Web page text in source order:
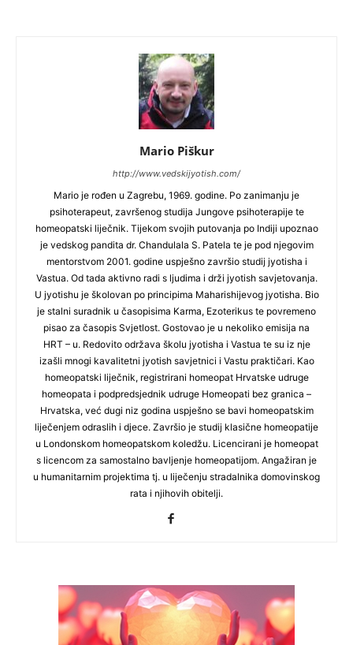
Mario Piškur
http://www.vedskijyotish.com/
Mario je rođen u Zagrebu, 1969. godine. Po zanimanju je
psihoterapeut, završenog studija Jungove psihoterapije te
homeopatski liječnik. Tijekom svojih putovanja po Indiji upoznao
je vedskog pandita dr. Chandulala S. Patela te je pod njegovim
mentorstvom 2001. godine uspješno završio studij jyotisha i
Vastua. Od tada aktivno radi s ljudima i drži jyotish savjetovanja.
U jyotishu je školovan po principima Maharishijevog jyotisha. Bio
je stalni suradnik u časopisima Karma, Ezoterikus te povremeno
pisao za časopis Svjetlost. Gostovao je u nekoliko emisija na
HRT – u. Redovito održava školu jyotisha i Vastua te su iz nje
izašli mnogi kavalitetni jyotish savjetnici i Vastu praktičari. Kao
homeopatski liječnik, registrirani homeopat Hrvatske udruge
homeopata i podpredsjednik udruge Homeopati bez granica –
Hrvatska, već dugi niz godina uspješno se bavi homeopatskim
liječenjem odraslih i djece. Završio je studij klasične homeopatije
u Londonskom homeopatskom koledžu. Licencirani je homeopat
s licencom za samostalno bavljenje homeopatijom. Angažiran je
u humanitarnim projektima tj. u liječenju stradalnika domovinskog
rata i njihovih obitelji.